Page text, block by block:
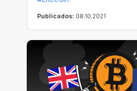
matter of minutes.
Publicados: 08.10.2021